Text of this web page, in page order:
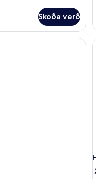
Skoða verð
-
-